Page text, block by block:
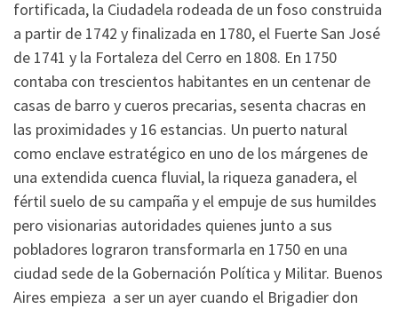
fortificada, la Ciudadela rodeada de un foso construida
a partir de 1742 y finalizada en 1780, el Fuerte San José
de 1741 y la Fortaleza del Cerro en 1808. En 1750
contaba con trescientos habitantes en un centenar de
casas de barro y cueros precarias, sesenta chacras en
las proximidades y 16 estancias. Un puerto natural
como enclave estratégico en uno de los márgenes de
una extendida cuenca fluvial, la riqueza ganadera, el
fértil suelo de su campaña y el empuje de sus humildes
pero visionarias autoridades quienes junto a sus
pobladores lograron transformarla en 1750 en una
ciudad sede de la Gobernación Política y Militar. Buenos
Aires empieza a ser un ayer cuando el Brigadier don